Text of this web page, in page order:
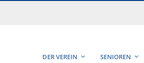
DER VEREIN SENIOREN